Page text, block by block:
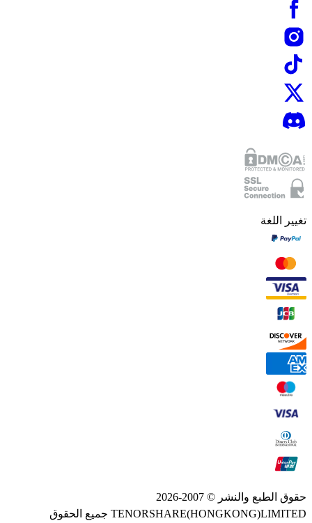
تغيير اللغة
حقوق الطبع والنشر © 2007-2026
TENORSHARE(HONGKONG)LIMITED جميع الحقوق